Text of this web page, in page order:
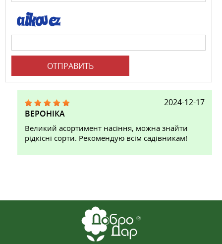
ОТПРАВИТЬ
2024-12-17
ВЕРОНІКА
Великий асортимент насіння, можна знайти
рідкісні сорти. Рекомендую всім садівникам!